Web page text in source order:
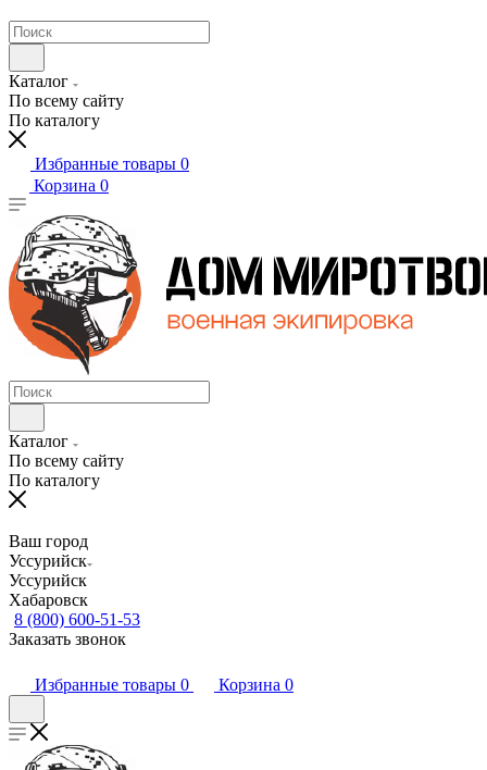
Каталог
По всему сайту
По каталогу
Избранные товары 0
Корзина 0
Каталог
По всему сайту
По каталогу
Ваш город
Уссурийск
Уссурийск
Хабаровск
8 (800) 600-51-53
Заказать звонок
Избранные товары 0 Корзина 0